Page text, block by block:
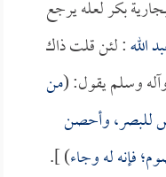
بكر لعله يرجع
الله: لئن قلت ذاك
وسلم يقول: (من
للبصر، وأحصن
فإنه له وجاء) ].